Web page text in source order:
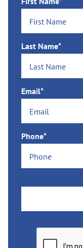
Last Name*
Email*
Phone*